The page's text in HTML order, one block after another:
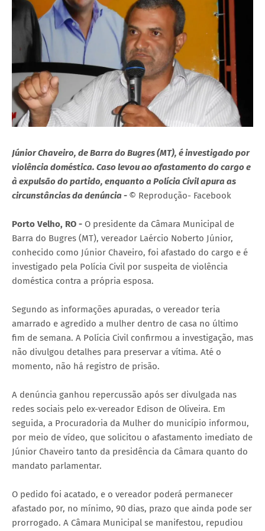
Júnior Chaveiro, de Barra do Bugres (MT), é investigado por
violência doméstica. Caso levou ao afastamento do cargo e
à expulsão do partido, enquanto a Polícia Civil apura as
circunstâncias da denúncia - © Reprodução- Facebook
Porto Velho, RO - O presidente da Câmara Municipal de
Barra do Bugres (MT), vereador Laércio Noberto Júnior,
conhecido como Júnior Chaveiro, foi afastado do cargo e é
investigado pela Polícia Civil por suspeita de violência
doméstica contra a própria esposa.
Segundo as informações apuradas, o vereador teria
amarrado e agredido a mulher dentro de casa no último
fim de semana. A Polícia Civil confirmou a investigação, mas
não divulgou detalhes para preservar a vítima. Até o
momento, não há registro de prisão.
A denúncia ganhou repercussão após ser divulgada nas
redes sociais pelo ex-vereador Edison de Oliveira. Em
seguida, a Procuradoria da Mulher do município informou,
por meio de vídeo, que solicitou o afastamento imediato de
Júnior Chaveiro tanto da presidência da Câmara quanto do
mandato parlamentar.
O pedido foi acatado, e o vereador poderá permanecer
afastado por, no mínimo, 90 dias, prazo que ainda pode ser
prorrogado. A Câmara Municipal se manifestou, repudiou